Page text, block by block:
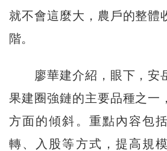
就不會這麼大，農戶的整體
階。
廖華建介紹，眼下，安岳
果建圈強鏈的主要品種之一
方面的傾斜。重點內容包
轉、入股等方式，提高規